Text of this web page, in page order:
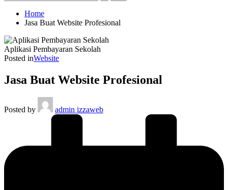
Home
Jasa Buat Website Profesional
Aplikasi Pembayaran Sekolah
Posted inWebsite
Jasa Buat Website Profesional
Posted by admin izzaweb